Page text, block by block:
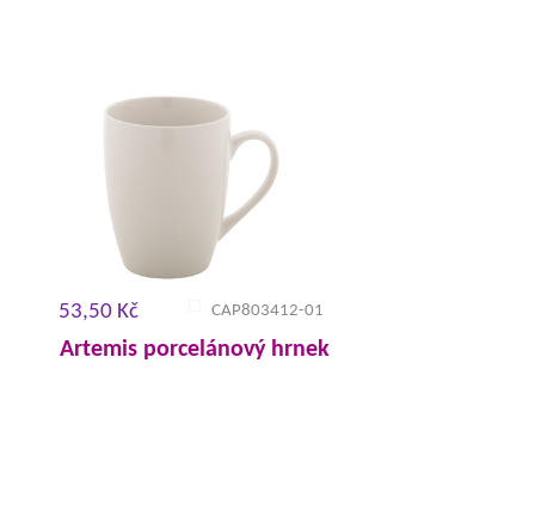
53,50 Kč CAP803412-01
Artemis porcelánový hrnek